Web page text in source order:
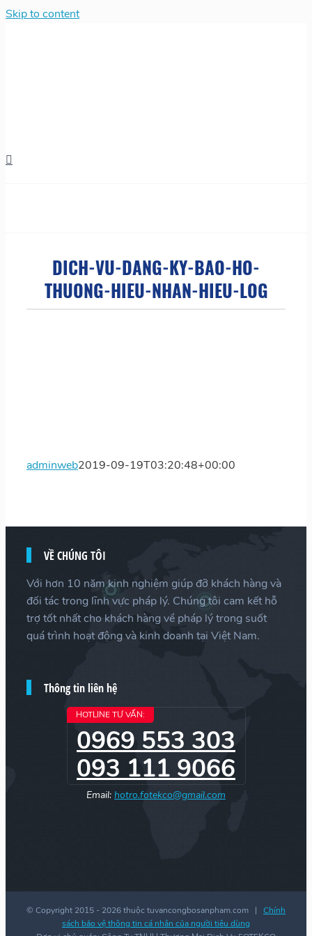
Skip to content
DICH-VU-DANG-KY-BAO-HO-
THUONG-HIEU-NHAN-HIEU-LOG
adminweb2019-09-19T03:20:48+00:00
VỀ CHÚNG TÔI
Với hơn 10 năm kinh nghiệm giúp đỡ khách hàng và
đối tác trong lĩnh vực pháp lý. Chúng tôi cam kết hỗ
trợ tốt nhất cho khách hàng về pháp lý trong suốt
quá trình hoạt động và kinh doanh tại Việt Nam.
Thông tin liên hệ
HOTLINE TƯ VẤN:
0969 553 303
093 111 9066
Email: hotro.fotekco@gmail.com
© Copyright 2015 - 2026 thuộc tuvancongbosanpham.com | Chính
sách bảo vệ thông tin cá nhân của người tiêu dùng